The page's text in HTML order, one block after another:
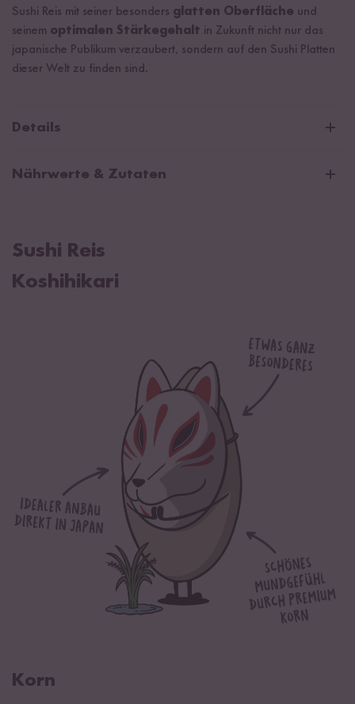
Sushi Reis mit seiner besonders glatten Oberfläche und
seinem optimalen Stärkegehalt in Zukunft nicht nur das
japanische Publikum verzaubert, sondern auf den Sushi Platten
dieser Welt zu finden sind.
Details
Nährwerte & Zutaten
Fett
davon gesättigte Fettsäuren
Von Natur aus glutenfrei.
Sushi Reis
Koshihikari
Korn